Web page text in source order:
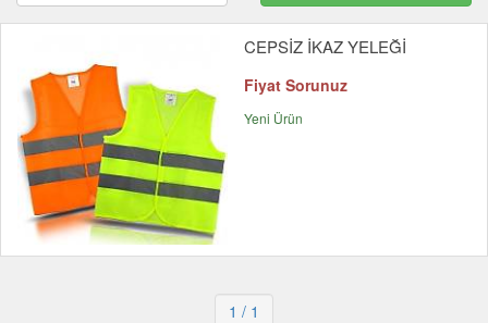
CEPSİZ İKAZ YELEĞİ
Fiyat Sorunuz
Yeni Ürün
1 / 1